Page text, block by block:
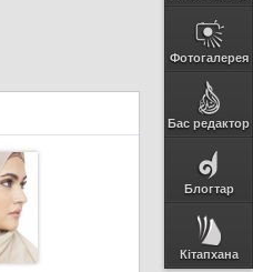
Фотогалерея
Бас редактор
Блогтар
Кітапхана